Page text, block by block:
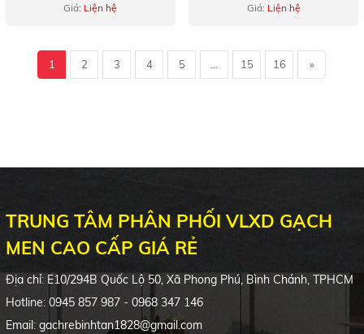
Giá: Liện hệ Giá: Liện hệ
1 2 3 4 5 15 16 »
TRUNG TÂM PHÂN PHỐI VLXD GẠCH
MEN CAO CẤP GIÁ RẺ
Địa chỉ: E10/294B Quốc Lộ 50, Xã Phong Phú, Bình Chánh, TPHCM
Hotline: 0945 857 987 - 0968 347 146
Email: gachrebinhtan1828@gmail.com